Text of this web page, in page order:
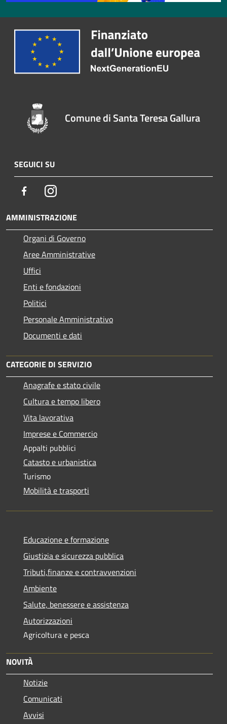
Comune di Santa Teresa Gallura
SEGUICI SU
FacebookInstagram
AMMINISTRAZIONE
Organi di Governo
Aree Amministrative
Uffici
Enti e fondazioni
Politici
Personale Amministrativo
Documenti e dati
CATEGORIE DI SERVIZIO
Anagrafe e stato civile
Cultura e tempo libero
Vita lavorativa
Imprese e Commercio
Appalti pubblici
Catasto e urbanistica
Turismo
Mobilità e trasporti
Educazione e formazione
Giustizia e sicurezza pubblica
Tributi,finanze e contravvenzioni
Ambiente
Salute, benessere e assistenza
Autorizzazioni
Agricoltura e pesca
NOVITÀ
Notizie
Comunicati
Avvisi